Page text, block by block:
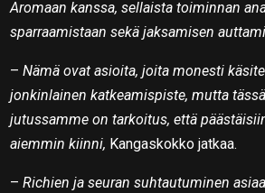
Aromaan kanssa, sellaista toiminnan
sparraamistaan sekä jaksamisen
–Nämä ovat asioita, joita monesti
jonkinlainen katkeamispiste, mutta
jutussamme on tarkoitus, että
aiemmin kiinni, Kangaskokko jatkaa.
–Richien ja seuran suhtautuminen